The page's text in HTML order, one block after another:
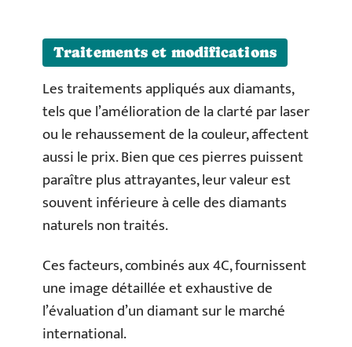
Traitements et modifications
Les traitements appliqués aux diamants,
tels que l’amélioration de la clarté par laser
ou le rehaussement de la couleur, affectent
aussi le prix. Bien que ces pierres puissent
paraître plus attrayantes, leur valeur est
souvent inférieure à celle des diamants
naturels non traités.
Ces facteurs, combinés aux 4C, fournissent
une image détaillée et exhaustive de
l’évaluation d’un diamant sur le marché
international.